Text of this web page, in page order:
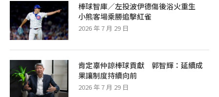
棒球智庫／左投波伊德傷後浴火重生
小熊客場乘勝追擊紅雀
2026 年 7 月 29 日
肯定辜仲諒棒球貢獻 郭智輝：延續成
果讓制度持續向前
2026 年 7 月 29 日